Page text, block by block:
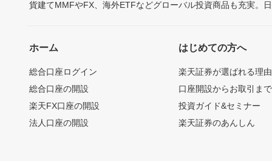
貨建てMMFやFX、海外ETFなどグローバル投資商品も充実。
ホーム
総合口座ログイン
総合口座の開設
楽天FX口座の開設
法人口座の開設
はじめての方へ
楽天証券が選ばれる理由
口座開設からお取引ま
投資ガイド&セミナー
楽天証券のあんしん